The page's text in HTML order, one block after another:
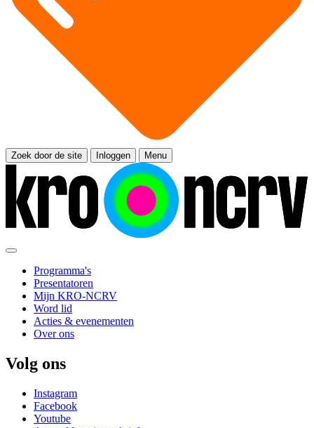
Zoek door de site Inloggen Menu
Programma's
Presentatoren
Mijn KRO-NCRV
Word lid
Acties & evenementen
Over ons
Volg ons
Instagram
Facebook
Youtube